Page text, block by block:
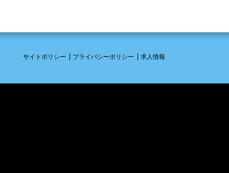
サイトポリシー プライバシーポリシー 求人情報